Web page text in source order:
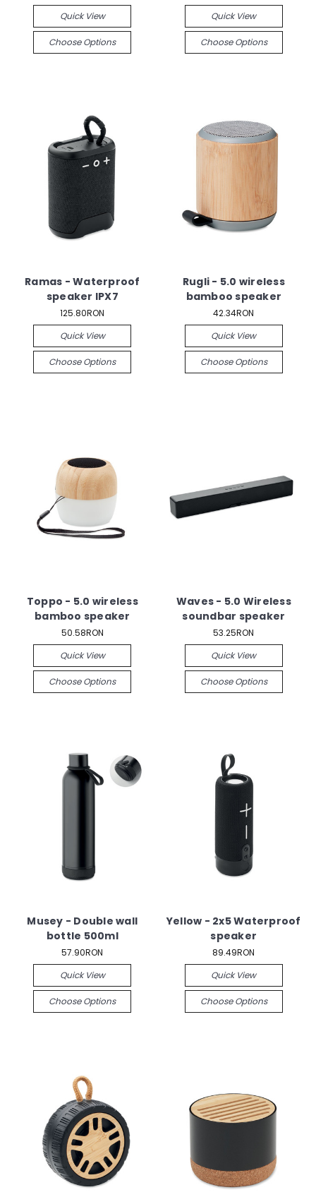
Quick View
Choose Options
Quick View
Choose Options
Ramas - Waterproof
speaker IPX7
125.80RON
Quick View
Choose Options
Rugli - 5.0 wireless
bamboo speaker
42.34RON
Quick View
Choose Options
Toppo - 5.0 wireless
bamboo speaker
50.58RON
Quick View
Choose Options
Waves - 5.0 Wireless
soundbar speaker
53.25RON
Quick View
Choose Options
Musey - Double wall
bottle 500ml
57.90RON
Quick View
Choose Options
Yellow - 2x5 Waterproof
speaker
89.49RON
Quick View
Choose Options